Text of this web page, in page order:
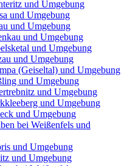
und Umgebung
und Umgebung
und Umgebung
und Umgebung
und Umgebung
und Umgebung
(Geiseltal) und Umgebung
und Umgebung
und Umgebung
und Umgebung
und Umgebung
bei Weißenfels und
und Umgebung
und Umgebung